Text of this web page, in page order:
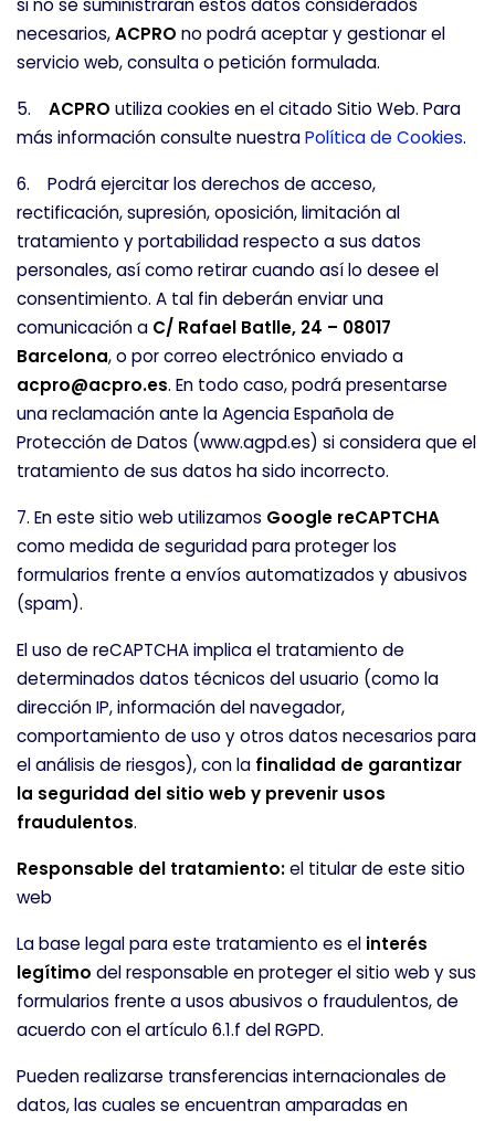
si no se suministraran estos datos considerados
necesarios,ACPRO no podrá aceptar y gestionar el
servicio web, consulta o petición formulada.
5. ACPRO utiliza cookies en el citado Sitio Web. Para
más información consulte nuestraPolítica de Cookies.
6. Podrá ejercitar los derechos de acceso,
rectificación, supresión, oposición, limitación al
tratamiento y portabilidad respecto a sus datos
personales, así como retirar cuando así lo desee el
consentimiento. A tal fin deberán enviar una
comunicación a C/ Rafael Batlle, 24 – 08017
Barcelona, o por correo electrónico enviado a
acpro@acpro.es. En todo caso, podrá presentarse
una reclamación ante la Agencia Española de
Protección de Datos (www.agpd.es) si considera que el
tratamiento de sus datos ha sido incorrecto.
7. En este sitio web utilizamos Google reCAPTCHA
como medida de seguridad para proteger los
formularios frente a envíos automatizados y abusivos
(spam).
El uso de reCAPTCHA implica el tratamiento de
determinados datos técnicos del usuario (como la
dirección IP, información del navegador,
comportamiento de uso y otros datos necesarios para
el análisis de riesgos), con la finalidad de garantizar
la seguridad del sitio web y prevenir usos
fraudulentos.
Responsable del tratamiento:el titular de este sitio
web
La base legal para este tratamiento es el interés
legítimo del responsable en proteger el sitio web y sus
formularios frente a usos abusivos o fraudulentos, de
acuerdo con el artículo 6.1.f del RGPD.
Pueden realizarse transferencias internacionales de
datos, las cuales se encuentran amparadas en
Cookies necesarias
web funcione y no se pueden desactivar en
nuestros sistemas. Puede configurar su
navegador para bloquear o alertar sobre estas
cookies, pero alguna áreas del sitio no
funcionarán. Estas cookies no almacenan
ninguna información de identificación personal.
Cookies de rendimiento
Estas cookies nos permiten contar las visitas y
fuentes de tráfico para poder evaluar el
rendimiento de nuestro sitio y mejorarlo. Nos
menos visitadas, y cómo los visitantes
navegan por el sitio. Toda la información que
recogen estas cookies es agregada y, por lo
tanto, es anónima.
GUARDAR CONFIGURACIÓN
Puedes volver a configurar tus cookies desde la
sección "Configuración de cookies" al pie de la página.